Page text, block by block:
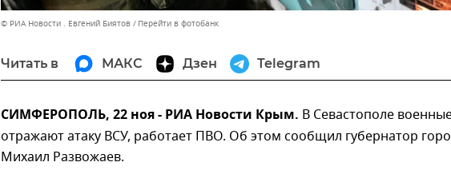
© РИА Новости . Евгений Биятов Перейти в фотобанк
Читать в МАКС Дзен Telegram
СИМФЕРОПОЛЬ, 22 ноя - РИА Новости Крым. В Севастополе
отражают атаку ВСУ, работает ПВО. Об этом сообщил губернатор
Михаил Развожаев.